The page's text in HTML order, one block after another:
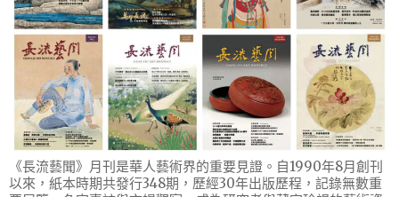
《長流藝聞》月刊是華人藝術界的重要見證。自1990年8月創刊
以來，紙本時期共發行348期，歷經30年出版歷程，記錄無數重